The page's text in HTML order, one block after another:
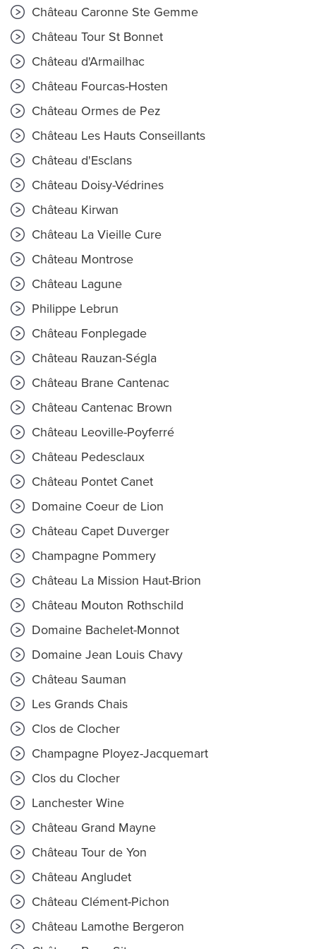
Château Caronne Ste Gemme
Château Tour St Bonnet
Château d'Armailhac
Château Fourcas-Hosten
Château Ormes de Pez
Château Les Hauts Conseillants
Château d'Esclans
Château Doisy-Védrines
Château Kirwan
Château La Vieille Cure
Château Montrose
Château Lagune
Philippe Lebrun
Château Fonplegade
Château Rauzan-Ségla
Château Brane Cantenac
Château Cantenac Brown
Château Leoville-Poyferré
Château Pedesclaux
Château Pontet Canet
Domaine Coeur de Lion
Château Capet Duverger
Champagne Pommery
Château La Mission Haut-Brion
Château Mouton Rothschild
Domaine Bachelet-Monnot
Domaine Jean Louis Chavy
Château Sauman
Les Grands Chais
Clos de Clocher
Champagne Ployez-Jacquemart
Clos du Clocher
Lanchester Wine
Château Grand Mayne
Château Tour de Yon
Château Angludet
Château Clément-Pichon
Château Lamothe Bergeron